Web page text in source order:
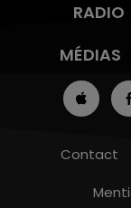
RADIO
MÉDIAS
Contact